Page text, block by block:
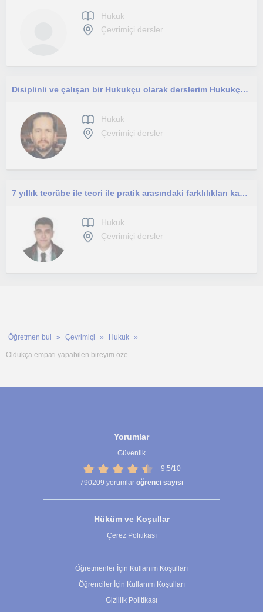
Hukuk
Çevrimiçi dersler
Disiplinli ve çalışan bir Hukukçu olarak derslerim Hukukçu olmak isteyenlere yöneliktir.
Hukuk
Çevrimiçi dersler
7 yıllık tecrübe ile teori ile pratik arasındaki farklılıkları kavrayarak karşılaşılabilecek zorluklara hazır olmak ister misin?
Hukuk
Çevrimiçi dersler
Öğretmen bul Çevrimiçi Hukuk
Oldukça empati yapabilen bireyim öze...
Yorumlar
Güvenlik
9,5/10
790209 yorumlar öğrenci sayısı
Hüküm ve Koşullar
Çerez Politikası
Öğretmenler İçin Kullanım Koşulları
Öğrenciler İçin Kullanım Koşulları
Gizlilik Politikası